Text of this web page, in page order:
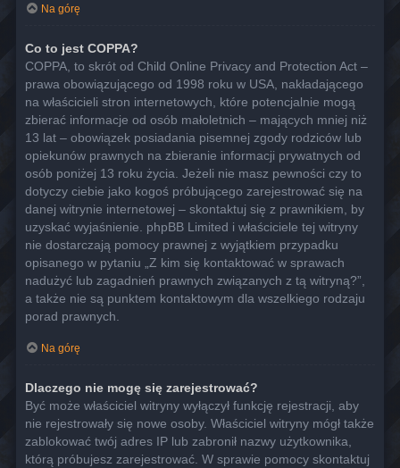
Na górę
Co to jest COPPA?
COPPA, to skrót od Child Online Privacy and Protection Act –
prawa obowiązującego od 1998 roku w USA, nakładającego
na właścicieli stron internetowych, które potencjalnie mogą
zbierać informacje od osób małoletnich – mających mniej niż
13 lat – obowiązek posiadania pisemnej zgody rodziców lub
opiekunów prawnych na zbieranie informacji prywatnych od
osób poniżej 13 roku życia. Jeżeli nie masz pewności czy to
dotyczy ciebie jako kogoś próbującego zarejestrować się na
danej witrynie internetowej – skontaktuj się z prawnikiem, by
uzyskać wyjaśnienie. phpBB Limited i właściciele tej witryny
nie dostarczają pomocy prawnej z wyjątkiem przypadku
opisanego w pytaniu „Z kim się kontaktować w sprawach
nadużyć lub zagadnień prawnych związanych z tą witryną?”,
a także nie są punktem kontaktowym dla wszelkiego rodzaju
porad prawnych.
Na górę
Dlaczego nie mogę się zarejestrować?
Być może właściciel witryny wyłączył funkcję rejestracji, aby
nie rejestrowały się nowe osoby. Właściciel witryny mógł także
zablokować twój adres IP lub zabronił nazwy użytkownika,
którą próbujesz zarejestrować. W sprawie pomocy skontaktuj